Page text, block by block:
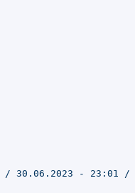
30.06.2023 - 23:01